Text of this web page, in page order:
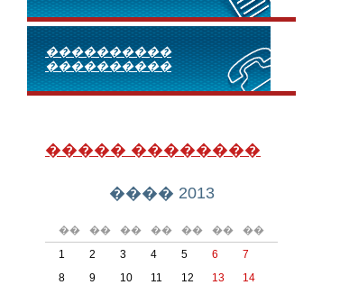
����������
����������
����� ��������
���� 2013
�� �� �� �� �� ��
��
1
2 3 4 5 6
7
8
9 10 11 12 13
14